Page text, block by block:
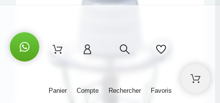
Panier Compte Rechercher Favoris